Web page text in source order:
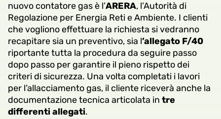
nuovo contatore gas è l’ARERA, l’Autorità di
Regolazione per Energia Reti e Ambiente. I clienti
che vogliono effettuare la richiesta si vedranno
recapitare sia un preventivo, sia l’allegato F/40
riportante tutta la procedura da seguire passo
dopo passo per garantire il pieno rispetto dei
criteri di sicurezza. Una volta completati i lavori
per l’allacciamento gas, il cliente riceverà anche la
documentazione tecnica articolata in tre
differenti allegati.